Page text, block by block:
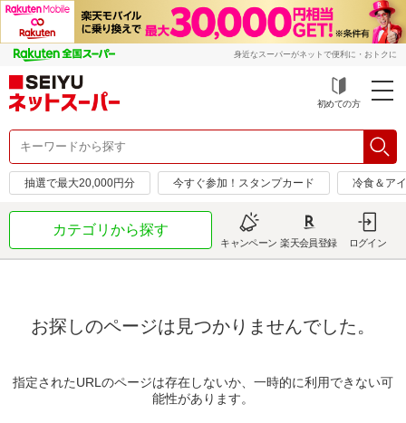
身近なスーパーがネットで便利に・おトクに
初めての方
抽選で最大20,000円分 今すぐ参加！スタンプカード 冷食＆ア
カテゴリから探す
キャンペーン 楽天会員登録 ログイン
お探しのページは見つかりませんでした。
指定されたURLのページは存在しないか、一時的に利用できない可
能性があります。